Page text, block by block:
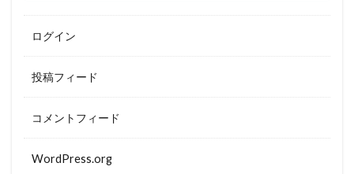
ログイン
投稿フィード
コメントフィード
WordPress.org